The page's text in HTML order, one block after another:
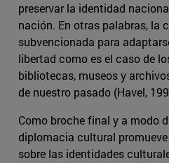
preservar la identidad
nación. En otras palabras, la
subvencionada para
libertad como es el caso de
bibliotecas, museos y
de nuestro pasado (Havel,
Como broche final y a modo
diplomacia cultural
sobre las identidades